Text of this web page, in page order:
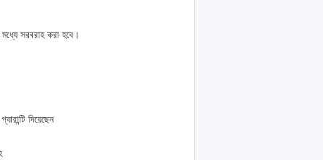
সরবরাহ করা হবে।
দিয়েছেন